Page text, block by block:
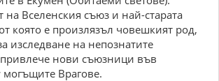
на Вселенския съюз и най-старата
която е произлязъл човешкият род,
изследване на непознатите
привлече нови съюзници във
Врагове.